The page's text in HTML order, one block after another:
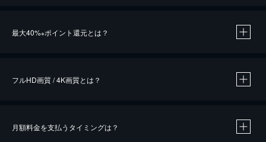
最大40%※ポイント還元とは？
※40％ポイント還元の対象は、クレジットカード決済による作品の購入 / レンタルです。
フルHD画質 / 4K画質とは？
月額料金を支払うタイミングは？